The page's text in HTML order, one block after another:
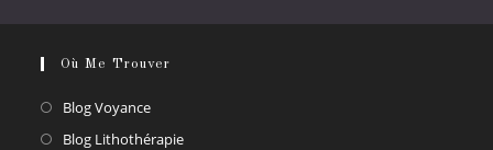
Où Me Trouver
Blog Voyance
Blog Lithothérapie